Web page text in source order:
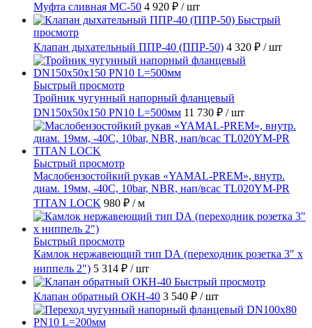
Муфта сливная МС-50 4 920 ₽ / шт
Быстрый
просмотр
Клапан дыхательный ППР-40 (ППР-50) 4 320 ₽ / шт
Быстрый просмотр
Тройник чугунный напорный фланцевый
DN150х50х150 PN10 L=500мм 11 730 ₽ / шт
Быстрый просмотр
Маслобензостойкий рукав «YAMAL-PREM», внутр.
диам. 19мм, -40C, 10bar, NBR, нап/всас TL020YM-PR
TITAN LOCK 980 ₽ / м
Быстрый просмотр
Камлок нержавеющий тип DА (переходник розетка 3" х
ниппель 2") 5 314 ₽ / шт
Быстрый просмотр
Клапан обратный ОКН-40 3 540 ₽ / шт